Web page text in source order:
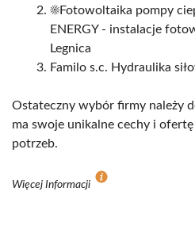
☀️Fotowoltaika pompy
ENERGY - instalacje
Legnica
Familo s.c. Hydraulika
Ostateczny wybór firmy należy
ma swoje unikalne cechy i
potrzeb.
Więcej Informacji